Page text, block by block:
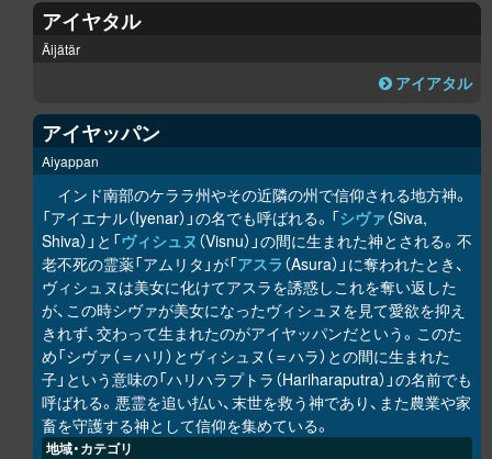
アイヤタル
Äijätär
アイアタル
アイヤッパン
Aiyappan
インド南部のケララ州やその近隣の州で信仰される地方神。
「アイエナル（Iyenar）」の名でも呼ばれる。「シヴァ（Siva,
Shiva）」と「ヴィシュヌ （Visnu）」の間に生まれた神とされる。不
老不死の霊薬「アムリタ」が「アスラ （Asura）」に奪われたとき、
ヴィシュヌは美女に化けてアスラを誘惑しこれを奪い返した
が、この時シヴァが美女になったヴィシュヌを見て愛欲を抑え
きれず、交わって生まれたのがアイヤッパンだという。このた
め「シヴァ（＝ハリ）とヴィシュヌ（＝ハラ）との間に生まれた
子」という意味の「ハリハラプトラ（Hariharaputra）」の名前でも
呼ばれる。悪霊を追い払い、末世を救う神であり、また農業や家
畜を守護する神として信仰を集めている。
地域・カテゴリ